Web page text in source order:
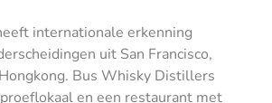
internationale erkenning
uit San Francisco,
Bus Whisky Distillers
en een restaurant met